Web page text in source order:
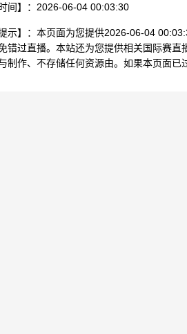
时间】：2026-06-04 00:03:30
提示】：本页面为您提供2026-06-04
错过直播。本站还为您提供相关国际赛
制作、不存储任何资源由。如果本页面已